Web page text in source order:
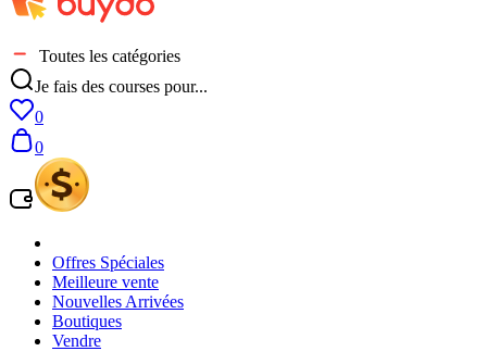
Toutes les catégories
Je fais des courses pour...
0
0
Offres Spéciales
Meilleure vente
Nouvelles Arrivées
Boutiques
Vendre